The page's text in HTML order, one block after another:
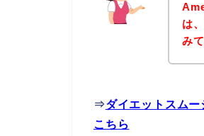
は
み
⇒ダイエットスム
こちら